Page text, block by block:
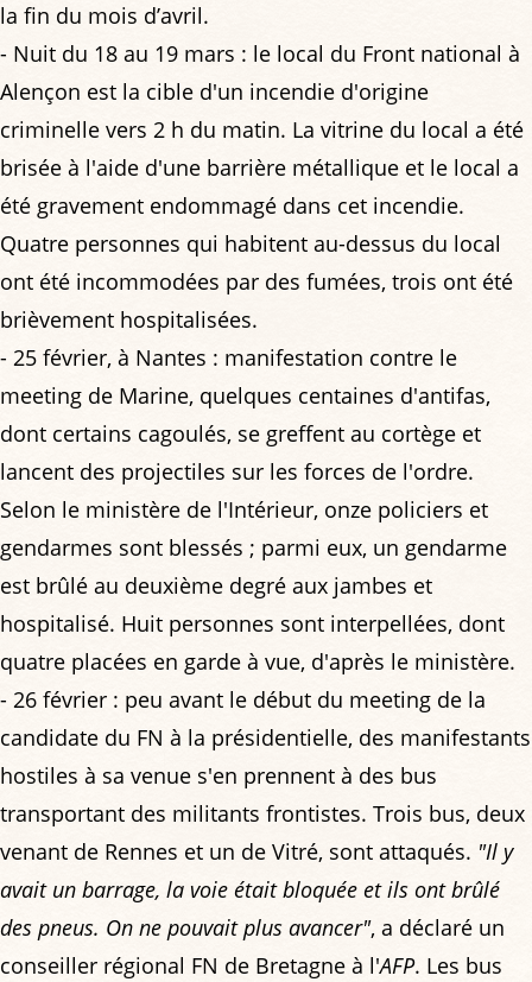
la fin du mois d’avril.
- Nuit du 18 au 19 mars : le local du Front national à
Alençon est la cible d'un incendie d'origine
criminelle vers 2 h du matin. La vitrine du local a été
brisée à l'aide d'une barrière métallique et le local a
été gravement endommagé dans cet incendie.
Quatre personnes qui habitent au-dessus du local
ont été incommodées par des fumées, trois ont été
brièvement hospitalisées.
- 25 février, à Nantes : manifestation contre le
meeting de Marine, quelques centaines d'antifas,
dont certains cagoulés, se greffent au cortège et
lancent des projectiles sur les forces de l'ordre.
Selon le ministère de l'Intérieur, onze policiers et
gendarmes sont blessés ; parmi eux, un gendarme
est brûlé au deuxième degré aux jambes et
hospitalisé. Huit personnes sont interpellées, dont
quatre placées en garde à vue, d'après le ministère.
- 26 février : peu avant le début du meeting de la
candidate du FN à la présidentielle, des manifestants
hostiles à sa venue s'en prennent à des bus
transportant des militants frontistes. Trois bus, deux
venant de Rennes et un de Vitré, sont attaqués. "Il y
avait un barrage, la voie était bloquée et ils ont brûlé
des pneus. On ne pouvait plus avancer", a déclaré un
conseiller régional FN de Bretagne à l'AFP. Les bus